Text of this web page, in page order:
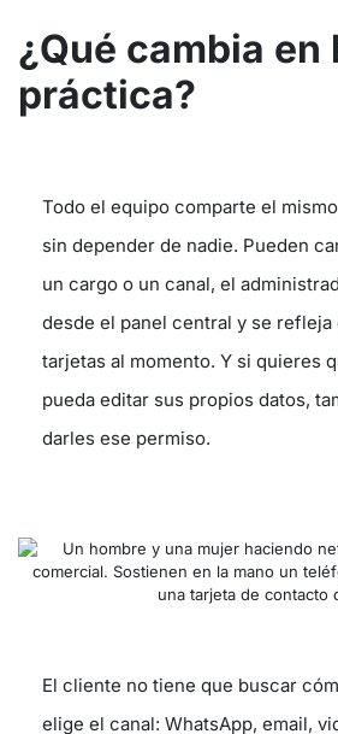
¿Qué cambia en
práctica?
Todo el equipo comparte el
sin depender de nadie. Pueden
un cargo o un canal, el
desde el panel central y se refleja
tarjetas al momento. Y si quieres
pueda editar sus propios datos,
darles ese permiso.
El cliente no tiene que buscar
elige el canal: WhatsApp, email,